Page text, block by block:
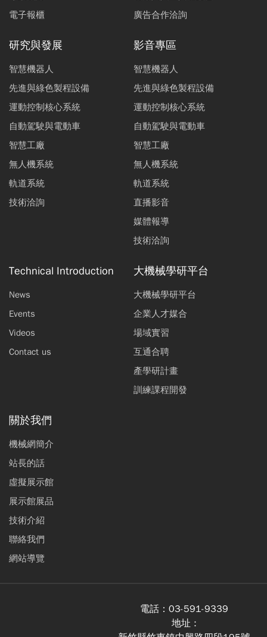
電子報櫃
廣告合作洽詢
研究與發展
智慧機器人
先進與綠色製程設備
運動控制核心系統
自動駕駛與電動車
智慧工廠
無人機系統
軌道系統
技術洽詢
影音專區
智慧機器人
先進與綠色製程設備
運動控制核心系統
自動駕駛與電動車
智慧工廠
無人機系統
軌道系統
直播影音
媒體報導
技術洽詢
Technical Introduction
News
Events
Videos
Contact us
大機械學研平台
大機械學研平台
企業人才媒合
場域實習
互通合聘
產學研計畫
訓練課程開發
關於我們
機械網簡介
站長的話
虛擬展示館
展示館展品
技術介紹
聯絡我們
網站導覽
電話： 03-591-9339
地址 :